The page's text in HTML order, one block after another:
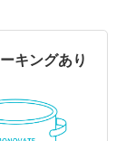
キングあり